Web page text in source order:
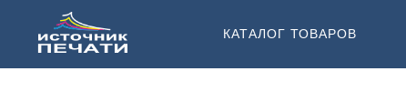
КАТАЛОГ ТОВАРОВ